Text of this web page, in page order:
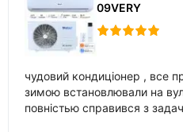
09VERY
чудовий кондиціонер , все
зимою встановлювали на
повністью справився з